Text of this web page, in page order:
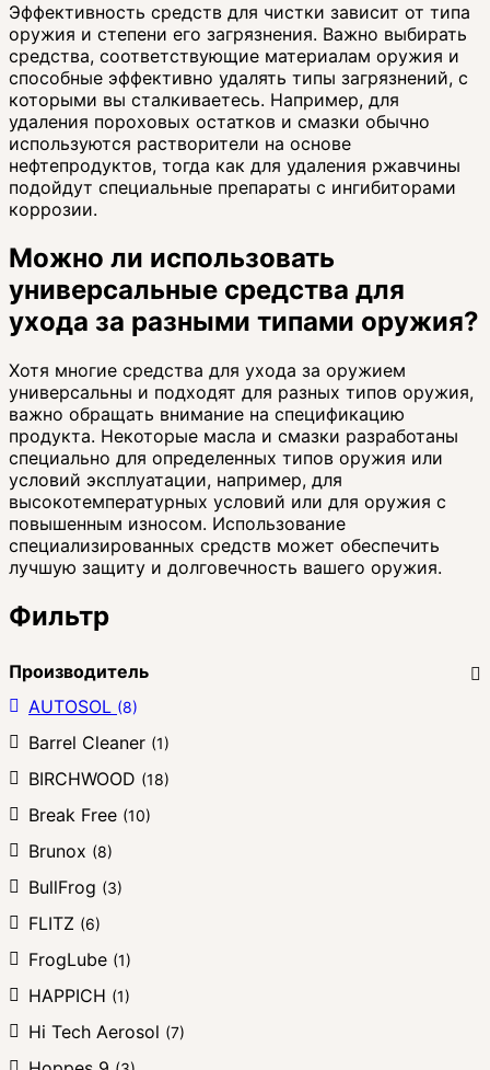
Эффективность средств для чистки зависит от типа
оружия и степени его загрязнения. Важно выбирать
средства, соответствующие материалам оружия и
способные эффективно удалять типы загрязнений, с
которыми вы сталкиваетесь. Например, для
удаления пороховых остатков и смазки обычно
используются растворители на основе
нефтепродуктов, тогда как для удаления ржавчины
подойдут специальные препараты с ингибиторами
коррозии.
Можно ли использовать
универсальные средства для
ухода за разными типами оружия?
Хотя многие средства для ухода за оружием
универсальны и подходят для разных типов оружия,
важно обращать внимание на спецификацию
продукта. Некоторые масла и смазки разработаны
специально для определенных типов оружия или
условий эксплуатации, например, для
высокотемпературных условий или для оружия с
повышенным износом. Использование
специализированных средств может обеспечить
лучшую защиту и долговечность вашего оружия.
Фильтр
Производитель
AUTOSOL (8)
Barrel Cleaner (1)
BIRCHWOOD (18)
Break Free (10)
Brunox (8)
BullFrog (3)
FLITZ (6)
FrogLube (1)
HAPPICH (1)
Hi Tech Aerosol (7)